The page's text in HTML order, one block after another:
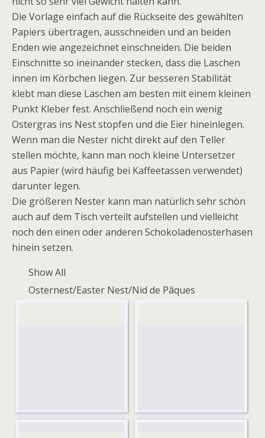
Die Vorlage einfach auf die Rückseite des gewählten
Papiers übertragen, ausschneiden und an beiden
Enden wie angezeichnet einschneiden. Die beiden
Einschnitte so ineinander stecken, dass die Laschen
innen im Körbchen liegen. Zur besseren Stabilität
klebt man diese Laschen am besten mit einem kleinen
Punkt Kleber fest. Anschließend noch ein wenig
Ostergras ins Nest stopfen und die Eier hineinlegen.
Wenn man die Nester nicht direkt auf den Teller
stellen möchte, kann man noch kleine Untersetzer
aus Papier (wird häufig bei Kaffeetassen verwendet)
darunter legen.
Die größeren Nester kann man natürlich sehr schön
auch auf dem Tisch verteilt aufstellen und vielleicht
noch den einen oder anderen Schokoladenosterhasen
hinein setzen.
Show All
Osternest/Easter Nest/Nid de Pâques